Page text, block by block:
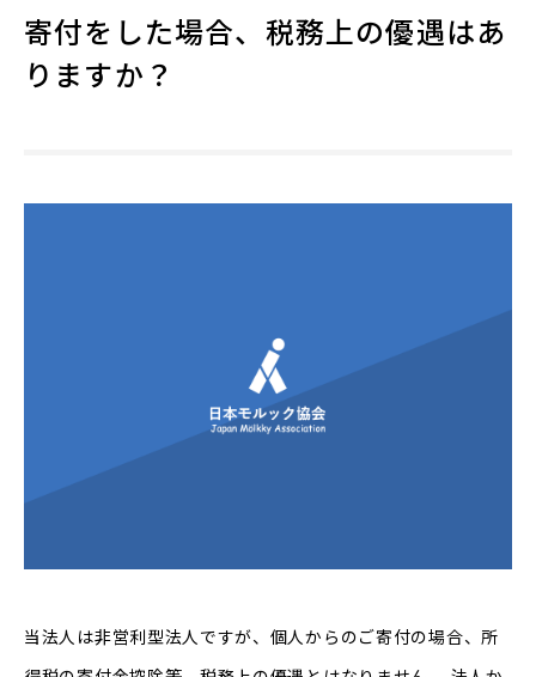
寄付をした場合、税務上の優遇はあ
りますか？
当法人は非営利型法人ですが、個人からのご寄付の場合、所